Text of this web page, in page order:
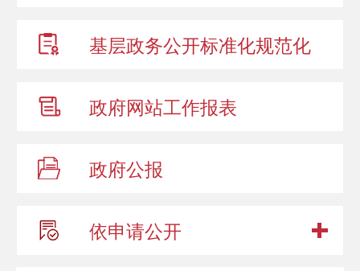
基层政务公开标准化规范化
政府网站工作报表
政府公报
依申请公开